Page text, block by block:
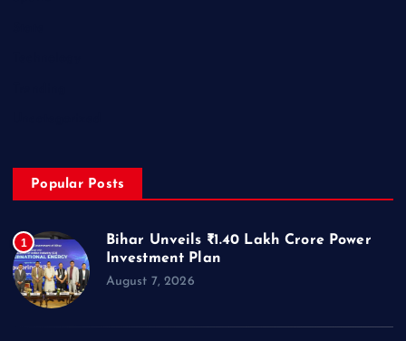
Popular Posts
1
Bihar Unveils ₹1.40 Lakh Crore Power
Investment Plan
August 7, 2026